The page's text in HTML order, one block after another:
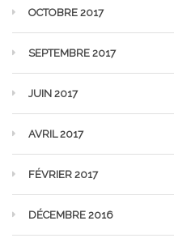
OCTOBRE 2017
SEPTEMBRE 2017
JUIN 2017
AVRIL 2017
FÉVRIER 2017
DÉCEMBRE 2016